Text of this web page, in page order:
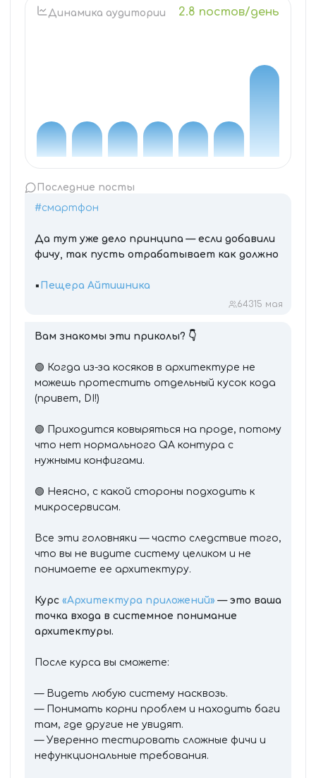
Динамика аудитории 2.8 постов/день
Последние посты
#смартфон
Да тут уже дело принципа — если добавили
фичу, так пусть отрабатывает как должно
▪️ Пещера Айтишника
64315 мая
Вам знакомы эти приколы? 👇
🟢 Когда из-за косяков в архитектуре не
можешь протестить отдельный кусок кода
(привет, DI!)
🟢 Приходится ковыряться на проде, потому
что нет нормального QA контура с
нужными конфигами.
🟢 Неясно, с какой стороны подходить к
микросервисам.
Все эти головняки — часто следствие того,
что вы не видите систему целиком и не
понимаете ее архитектуру.
Курс «Архитектура приложений» — это ваша
точка входа в системное понимание
архитектуры.
После курса вы сможете:
— Видеть любую систему насквозь.
— Понимать корни проблем и находить баги
там, где другие не увидят.
— Уверенно тестировать сложные фичи и
нефункциональные требования.